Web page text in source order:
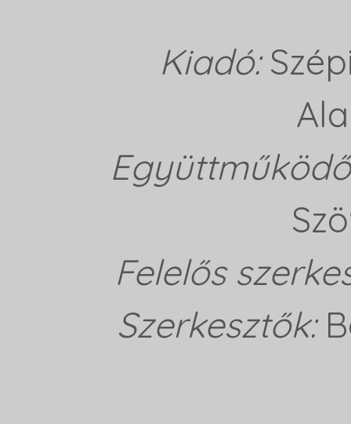
Kiadó:
Felelős
Szerkesztők: